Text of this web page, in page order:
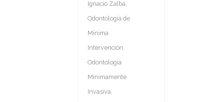
Ignacio Zalba,
Odontología de
Mínima
Intervención,
Odontología
Mínimamente
Invasiva,